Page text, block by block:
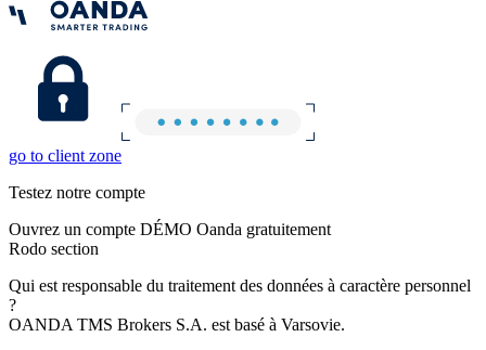
go to client zone
Testez notre compte
Ouvrez un compte DÉMO Oanda gratuitement
Rodo section
Qui est responsable du traitement des données à caractère personnel
?
OANDA TMS Brokers S.A. est basé à Varsovie.